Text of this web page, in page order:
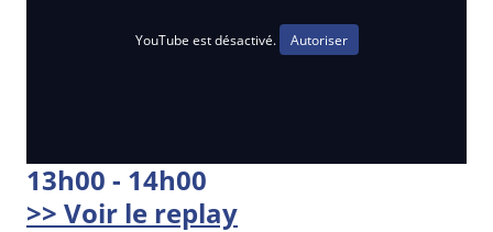
YouTube est désactivé. Autoriser
13h00 - 14h00
>> Voir le replay